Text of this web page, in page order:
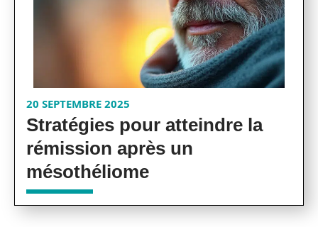
20 SEPTEMBRE 2025
Stratégies pour atteindre la
rémission après un
mésothéliome